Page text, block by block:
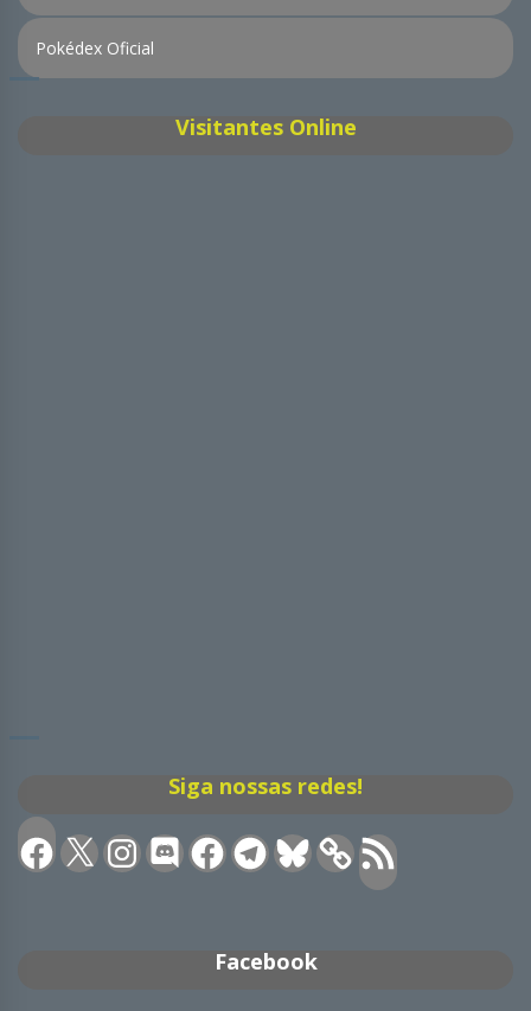
Pokédex Oficial
Visitantes Online
Siga nossas redes!
Facebook
X Instagram
DiscordFacebookTelegramBluesky Feed
RSS
Facebook